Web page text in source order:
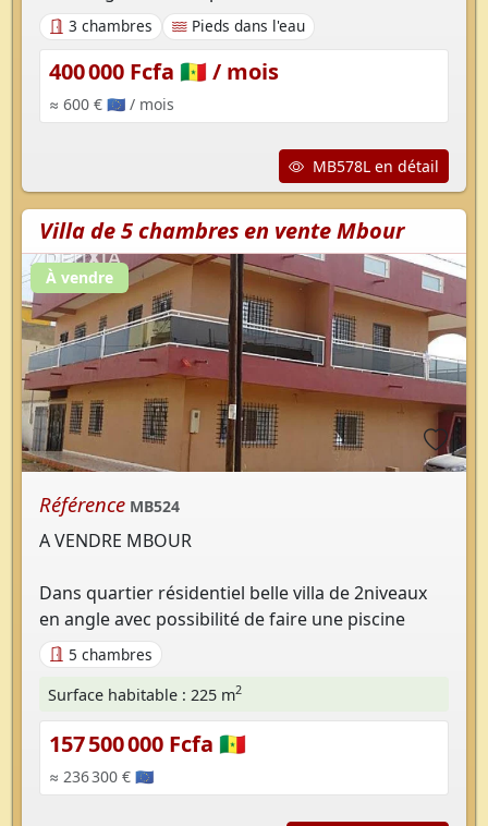
3 chambres Pieds dans l'eau
400 000 Fcfa 🇸🇳 / mois
≈ 600 € 🇪🇺 / mois
MB578L en détail
Villa de 5 chambres en vente Mbour
À vendre
Référence MB524
A VENDRE MBOUR
Dans quartier résidentiel belle villa de 2niveaux
en angle avec possibilité de faire une piscine
5 chambres
Surface habitable : 225 m2
157 500 000 Fcfa 🇸🇳
≈ 236 300 € 🇪🇺